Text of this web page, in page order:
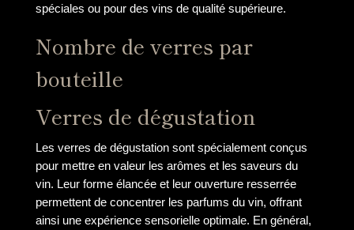
spéciales ou pour des vins de qualité supérieure.
Nombre de verres par
bouteille
Verres de dégustation
Les verres de dégustation sont spécialement conçus
pour mettre en valeur les arômes et les saveurs du
vin. Leur forme élancée et leur ouverture resserrée
permettent de concentrer les parfums du vin, offrant
ainsi une expérience sensorielle optimale. En général,